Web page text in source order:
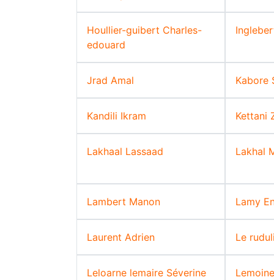
Houllier-guibert Charles-
edouard
Jrad Amal Kabore
Kandili Ikram Kettani
Lakhaal Lassaad Lakhal
Lambert Manon Lamy
Laurent Adrien Le
Leloarne lemaire Séverine